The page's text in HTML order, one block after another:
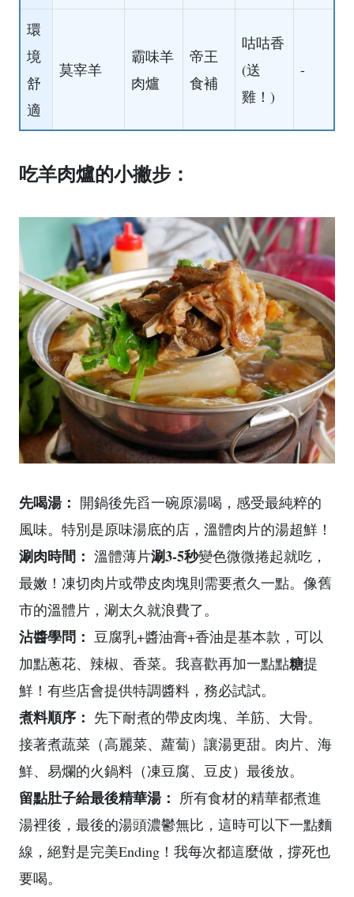
環
境
舒
適
莫宰羊
霸味羊
肉爐
帝王
食補
咕咕香
(送
雞！)
-
吃羊肉爐的小撇步：
先喝湯： 開鍋後先舀一碗原湯喝，感受最純粹的
風味。特別是原味湯底的店，溫體肉片的湯超鮮！
涮肉時間： 溫體薄片涮3-5秒變色微微捲起就吃，
最嫩！凍切肉片或帶皮肉塊則需要煮久一點。像舊
市的溫體片，涮太久就浪費了。
沾醬學問： 豆腐乳+醬油膏+香油是基本款，可以
加點蔥花、辣椒、香菜。我喜歡再加一點點糖提
鮮！有些店會提供特調醬料，務必試試。
煮料順序： 先下耐煮的帶皮肉塊、羊筋、大骨。
接著煮蔬菜（高麗菜、蘿蔔）讓湯更甜。肉片、海
鮮、易爛的火鍋料（凍豆腐、豆皮）最後放。
留點肚子給最後精華湯： 所有食材的精華都煮進
湯裡後，最後的湯頭濃鬱無比，這時可以下一點麵
線，絕對是完美Ending！我每次都這麼做，撐死也
要喝。